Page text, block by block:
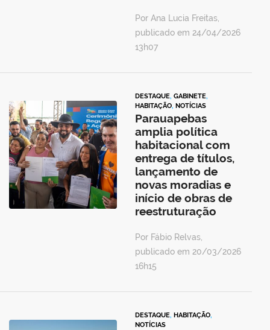
Por Ana Lucia Freitas,
publicado em 24/04/2026
13h07
DESTAQUE, GABINETE,
HABITAÇÃO, NOTÍCIAS
Parauapebas
amplia política
habitacional com
entrega de títulos,
lançamento de
novas moradias e
início de obras de
reestruturação
Por Fábio Relvas,
publicado em 20/03/2026
16h15
DESTAQUE, HABITAÇÃO,
NOTÍCIAS